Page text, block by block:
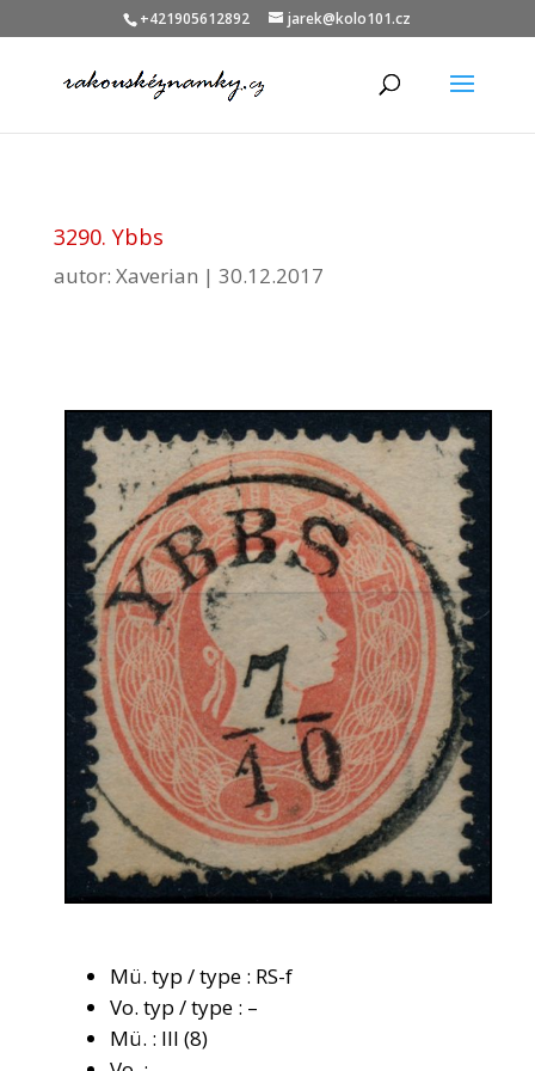
+421905612892 jarek@kolo101.cz
3290. Ybbs
autor: Xaverian | 30.12.2017
Mü. typ / type : RS-f
Vo. typ / type : –
Mü. : III (8)